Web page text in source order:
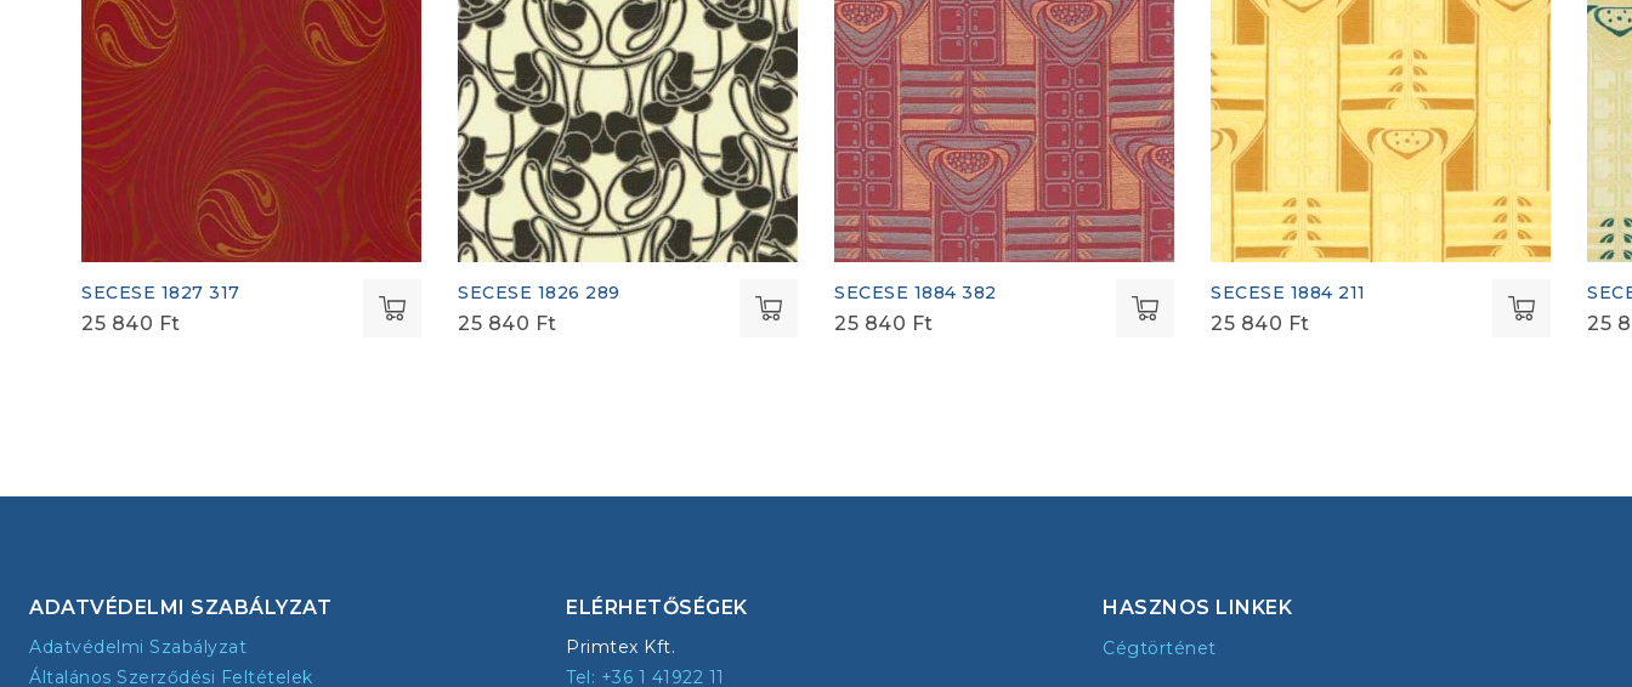
SECESE 1827 317
25 840 Ft
SECESE 1826 289
25 840 Ft
SECESE 1884 382
25 840 Ft
SECESE 1884 211
25 840 Ft 25
ADATVÉDELMI SZABÁLYZAT
Adatvédelmi Szabályzat
Általános Szerződési Feltételek
ELÉRHETŐSÉGEK
Primtex Kft.
Tel: +36 1 41922 11
HASZNOS LINKEK
Cégtörténet